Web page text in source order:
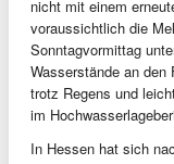
nicht mit einem
voraussichtlich die
Sonntagvormittag
Wasserstände an
trotz Regens und
im
In Hessen hat sich